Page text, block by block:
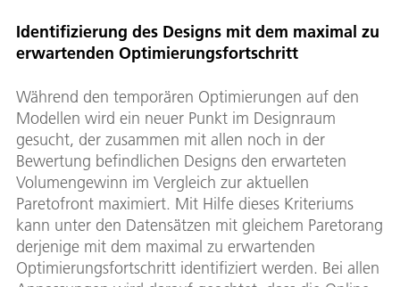
Identifizierung des Designs mit dem maximal zu
erwartenden Optimierungsfortschritt
Während den temporären Optimierungen auf den
Modellen wird ein neuer Punkt im Designraum
gesucht, der zusammen mit allen noch in der
Bewertung befindlichen Designs den erwarteten
Volumengewinn im Vergleich zur aktuellen
Paretofront maximiert. Mit Hilfe dieses Kriteriums
kann unter den Datensätzen mit gleichem Paretorang
derjenige mit dem maximal zu erwartenden
Optimierungsfortschritt identifiziert werden. Bei allen